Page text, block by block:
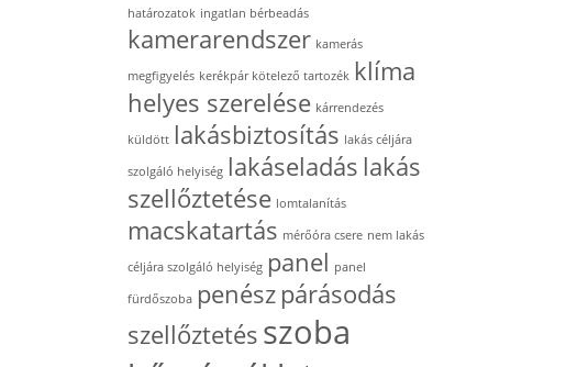
határozatok ingatlan bérbeadás
kamerarendszer kamerás
megfigyelés kerékpár kötelező tartozék klíma
helyes szerelése kárrendezés
küldött lakásbiztosítás lakás céljára
szolgáló helyiség lakáseladás lakás
szellőztetése lomtalanítás
macskatartás mérőóra csere nem lakás
céljára szolgáló helyiség panel panel
fürdőszoba penész párásodás
szellőztetés szoba